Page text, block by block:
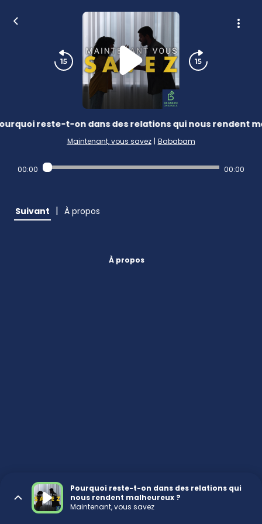
reste-t-on dans des relations qui nous rendent
Maintenant, vous savez | Bababam
00:00 00:00
Suivant | À propos
À propos
Pourquoi reste-t-on dans des relations qui
nous rendent malheureux ?
Maintenant, vous savez